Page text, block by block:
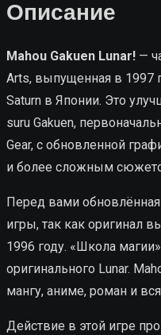
Описание
Mahou Gakuen Lunar! —
Arts, выпущенная в 1997
Saturn в Японии. Это
suru Gakuen,
Gear, с обновленной
и более сложным
Перед вами
игры, так как оригинал
1996 году. «Школа
оригинального Lunar.
мангу, аниме, роман и
Действие в этой игре